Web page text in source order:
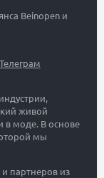
Beinopen и
живой
в моде. В основе
мы
и партнеров из